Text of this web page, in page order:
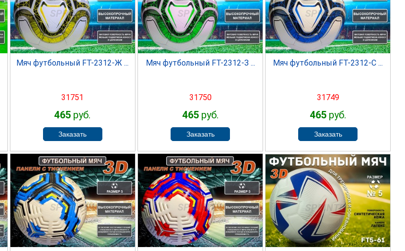
SPRINTER
Мяч футбольный FT-2312-Ж ...
31751
465 руб.
SPRINTER
Мяч футбольный FT-2312-З ...
31750
465руб.
SPRINTER
Мяч футбольный FT-2312-С ...
31749
465руб.
SPRINTER SPRINTER SPRINTER